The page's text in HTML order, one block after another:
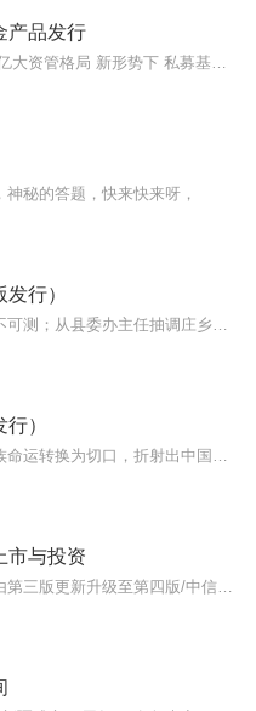
产品发行
秘的答题，快来快来呀，
行）
）
市与投资